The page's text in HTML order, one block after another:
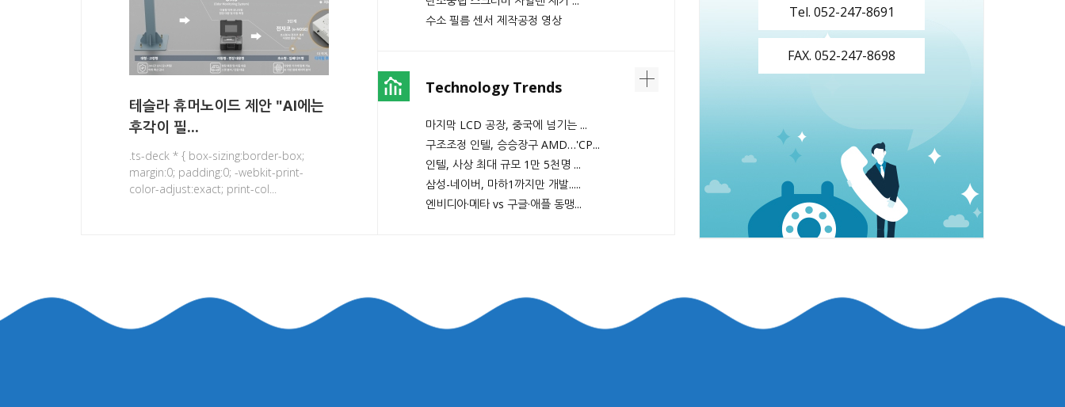
테슬라 휴머노이드 제안 "AI에는
후각이 필...
.ts-deck * { box-sizing:border-box;
margin:0; padding:0; -webkit-print-
color-adjust:exact; print-col...
수소 필름 센서 제작공정 영상
Technology Trends
마지막 LCD 공장, 중국에 넘기는 ...
구조조정 인텔, 승승장구 AMD…'CP...
인텔, 사상 최대 규모 1만 5천명 ...
삼성-네이버, 마하1까지만 개발.....
엔비디아·메타 vs 구글·애플 동맹...
Tel. 052-247-8691
FAX. 052-247-8698